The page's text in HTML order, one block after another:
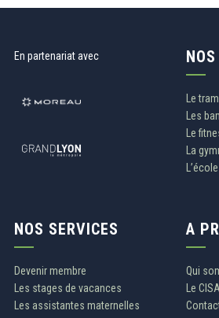
En partenariat avec
Le
Les
Le
La
NOS SERVICES
Devenir membre
Les stages de vacances
Les assistantes maternelles
A
Qui
Le